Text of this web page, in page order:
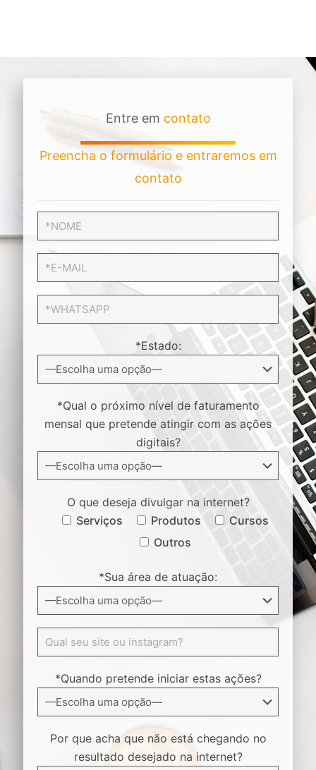
Entre em contato
Preencha o formulário e entraremos em
contato
*Estado:
*Qual o próximo nível de faturamento
mensal que pretende atingir com as ações
digitais?
O que deseja divulgar na internet?
Serviços
Produtos
Cursos
Outros
*Sua área de atuação:
*Quando pretende iniciar estas ações?
Por que acha que não está chegando no
resultado desejado na internet?